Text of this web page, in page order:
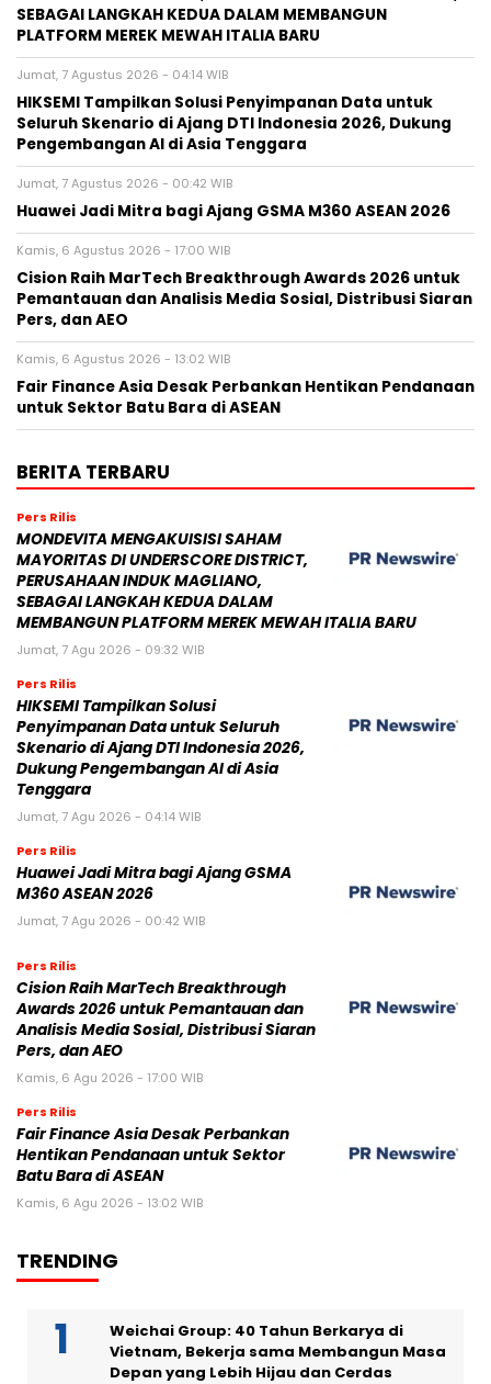
SEBAGAI LANGKAH KEDUA DALAM MEMBANGUN
PLATFORM MEREK MEWAH ITALIA BARU
Jumat, 7 Agustus 2026 - 04:14 WIB
HIKSEMI Tampilkan Solusi Penyimpanan Data untuk
Seluruh Skenario di Ajang DTI Indonesia 2026, Dukung
Pengembangan AI di Asia Tenggara
Jumat, 7 Agustus 2026 - 00:42 WIB
Huawei Jadi Mitra bagi Ajang GSMA M360 ASEAN 2026
Kamis, 6 Agustus 2026 - 17:00 WIB
Cision Raih MarTech Breakthrough Awards 2026 untuk
Pemantauan dan Analisis Media Sosial, Distribusi Siaran
Pers, dan AEO
Kamis, 6 Agustus 2026 - 13:02 WIB
Fair Finance Asia Desak Perbankan Hentikan Pendanaan
untuk Sektor Batu Bara di ASEAN
BERITA TERBARU
Pers Rilis
MONDEVITA MENGAKUISISI SAHAM
MAYORITAS DI UNDERSCORE DISTRICT,
PERUSAHAAN INDUK MAGLIANO,
SEBAGAI LANGKAH KEDUA DALAM
MEMBANGUN PLATFORM MEREK MEWAH ITALIA BARU
Jumat, 7 Agu 2026 - 09:32 WIB
Pers Rilis
HIKSEMI Tampilkan Solusi
Penyimpanan Data untuk Seluruh
Skenario di Ajang DTI Indonesia 2026,
Dukung Pengembangan AI di Asia
Tenggara
Jumat, 7 Agu 2026 - 04:14 WIB
Pers Rilis
Huawei Jadi Mitra bagi Ajang GSMA
M360 ASEAN 2026
Jumat, 7 Agu 2026 - 00:42 WIB
Pers Rilis
Cision Raih MarTech Breakthrough
Awards 2026 untuk Pemantauan dan
Analisis Media Sosial, Distribusi Siaran
Pers, dan AEO
Kamis, 6 Agu 2026 - 17:00 WIB
Pers Rilis
Fair Finance Asia Desak Perbankan
Hentikan Pendanaan untuk Sektor
Batu Bara di ASEAN
Kamis, 6 Agu 2026 - 13:02 WIB
TRENDING
Weichai Group: 40 Tahun Berkarya di
Vietnam, Bekerja sama Membangun Masa
Depan yang Lebih Hijau dan Cerdas